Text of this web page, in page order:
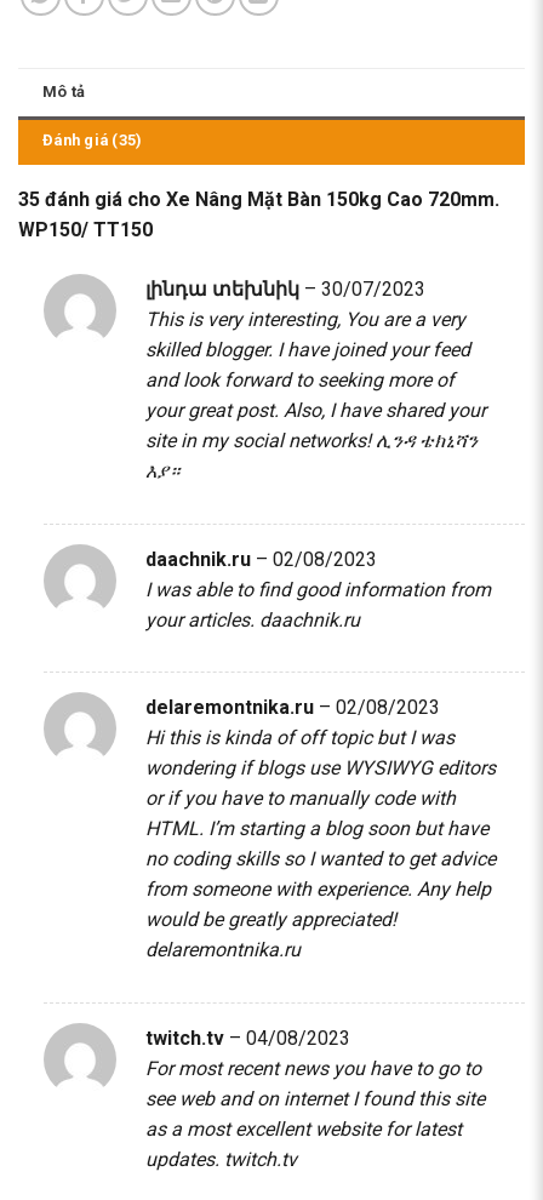
Mô tả
Đánh giá (35)
35 đánh giá cho Xe Nâng Mặt Bàn 150kg Cao 720mm.
WP150/ TT150
լինդա տեխնիկ – 30/07/2023
This is very interesting, You are a very
skilled blogger. I have joined your feed
and look forward to seeking more of
your great post. Also, I have shared your
site in my social networks!ሊንዳ ቴክኒሻን
እያ።
daachnik.ru – 02/08/2023
I was able to find good information from
your articles. daachnik.ru
delaremontnika.ru – 02/08/2023
Hi this is kinda of off topic but I was
wondering if blogs use WYSIWYG editors
or if you have to manually code with
HTML. I’m starting a blog soon but have
no coding skills so I wanted to get advice
from someone with experience. Any help
would be greatly appreciated!
delaremontnika.ru
twitch.tv – 04/08/2023
For most recent news you have to go to
see web and on internet I found this site
as a most excellent website for latest
updates. twitch.tv